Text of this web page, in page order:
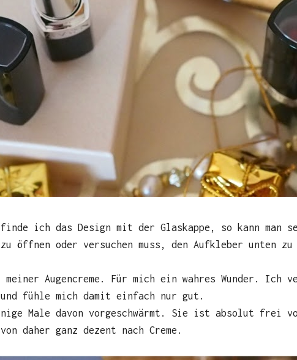
finde ich das Design mit der Glaskappe, so kann man
öffnen oder versuchen muss, den Aufkleber unten
Augencreme. Für mich ein wahres Wunder. Ich
fühle mich damit einfach nur gut.
Male davon vorgeschwärmt. Sie ist absolut frei
daher ganz dezent nach Creme.